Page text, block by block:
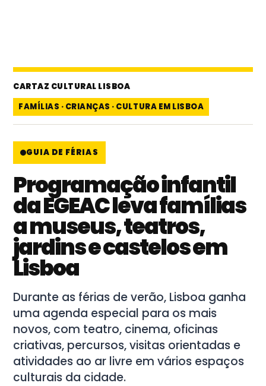
CARTAZ CULTURAL LISBOA
FAMÍLIAS · CRIANÇAS · CULTURA EM LISBOA
GUIA DE FÉRIAS
Programação infantil
da EGEAC leva famílias
a museus, teatros,
jardins e castelos em
Lisboa
Durante as férias de verão, Lisboa ganha
uma agenda especial para os mais
novos, com teatro, cinema, oficinas
criativas, percursos, visitas orientadas e
atividades ao ar livre em vários espaços
culturais da cidade.